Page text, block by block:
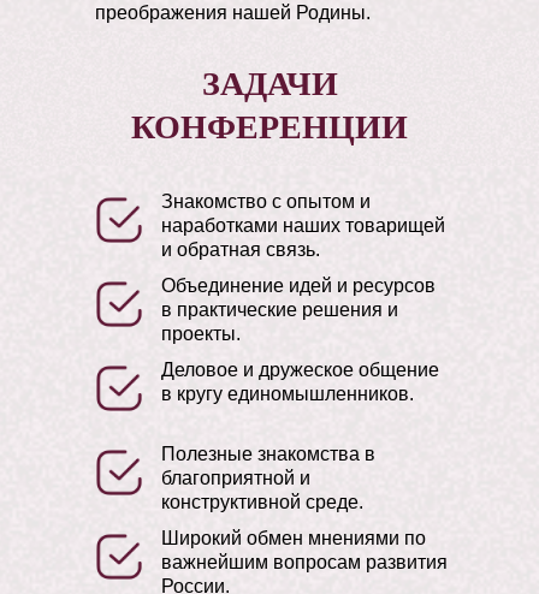
преображения нашей Родины.
ЗАДАЧИ
КОНФЕРЕНЦИИ
Знакомство с опытом и
наработками наших товарищей
и обратная связь.
Объединение идей и ресурсов
в практические решения и
проекты.
Полезные знакомства в
благоприятной и
конструктивной среде.
Деловое и дружеское общение
в кругу единомышленников.
Широкий обмен мнениями по
важнейшим вопросам развития
России.